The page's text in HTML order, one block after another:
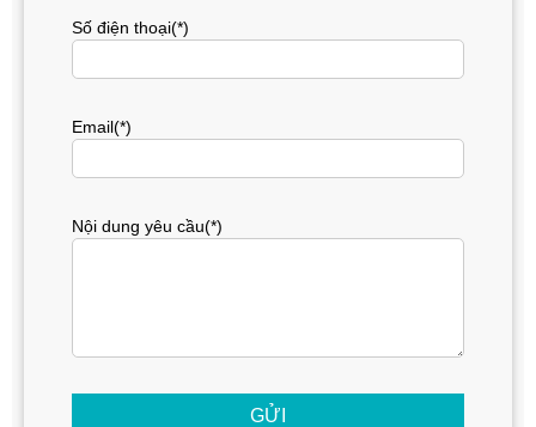
Số điện thoại(*)
Email(*)
Nội dung yêu cầu(*)
GỬI